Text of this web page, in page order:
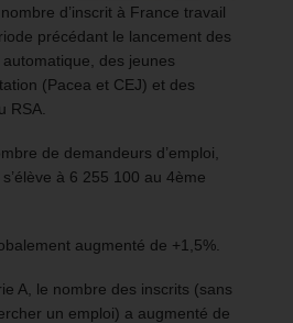
d’inscrit à France travail
précédant le lancement des
des jeunes
(Pacea et CEJ) et des
RSA.
de demandeurs d’emploi,
à 6 255 100 au 4ème
augmenté de +1,5%.
A, le nombre des inscrits (sans
un emploi) a augmenté de